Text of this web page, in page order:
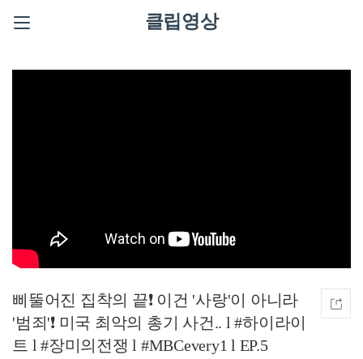
클립영상
삐뚤어진 집착의 끝❗ 이건 '사랑'이 아니라
'범죄'❗ 미국 최악의 총기 사건.. l #하이라이
트 l #장미의전쟁 l #MBCevery1 l EP.5